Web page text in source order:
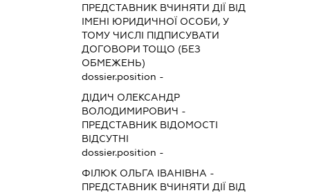
ПРЕДСТАВНИК ВЧИНЯТИ ДІЇ ВІД
ІМЕНІ ЮРИДИЧНОЇ ОСОБИ, У
ТОМУ ЧИСЛІ ПІДПИСУВАТИ
ДОГОВОРИ ТОЩО (БЕЗ
ОБМЕЖЕНЬ)
dossier.position -
ДІДИЧ ОЛЕКСАНДР
ВОЛОДИМИРОВИЧ -
ПРЕДСТАВНИК ВІДОМОСТІ
ВІДСУТНІ
dossier.position -
ФІЛЮК ОЛЬГА ІВАНІВНА -
ПРЕДСТАВНИК ВЧИНЯТИ ДІЇ ВІД